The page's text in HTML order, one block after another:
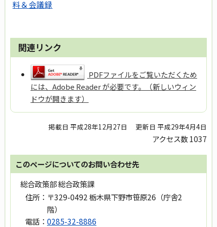
料＆会議録
関連リンク
PDFファイルをご覧いただくため
には、Adobe Reader が必要です。（新しいウィン
ドウが開きます）
掲載日 平成28年12月27日 更新日 平成29年4月4日
アクセス数1037
このページについてのお問い合わせ先
総合政策部 総合政策課
住所： 〒329-0492 栃木県下野市笹原26（庁舎2
階）
電話： 0285-32-8886